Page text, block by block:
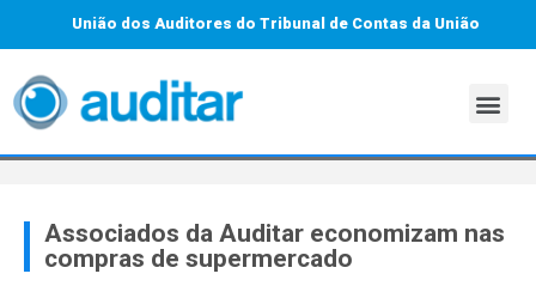
União dos Auditores do Tribunal de Contas da União
Associados da Auditar economizam nas
compras de supermercado